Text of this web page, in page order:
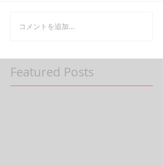
コメントを追加…
Featured Posts